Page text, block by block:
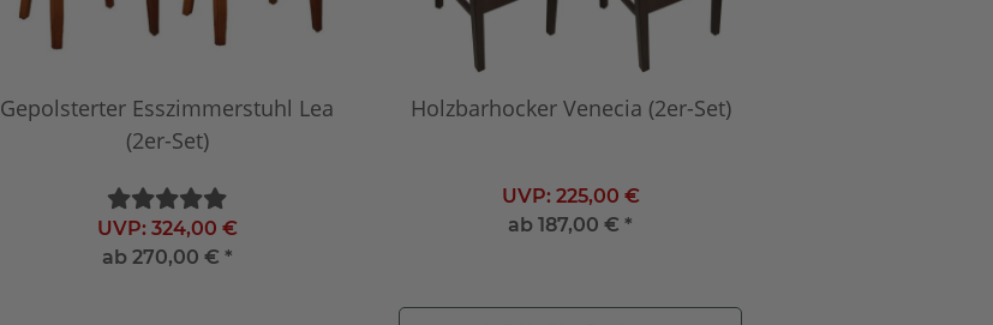
Gepolsterter Esszimmerstuhl Lea
(2er-Set)
UVP: 324,00 €
ab 270,00 € *
Holzbarhocker Venecia (2er-Set)
UVP: 225,00 €
ab 187,00 € *